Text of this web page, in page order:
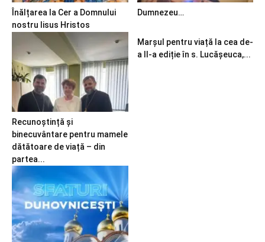
Înălțarea la Cer a Domnului
nostru Iisus Hristos
Dumnezeu…
Recunoștință și
binecuvântare pentru mamele
dătătoare de viață – din
partea...
Marșul pentru viață la cea de-
a II-a ediție în s. Lucășeuca,...